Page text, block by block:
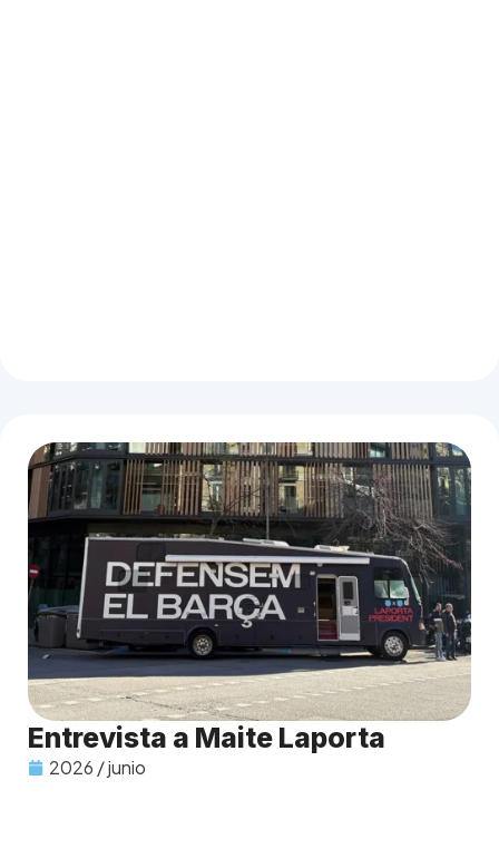
Entrevista a Maite Laporta
2026 / junio